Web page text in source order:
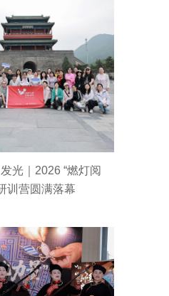
光｜2026 “燃灯阅
训营圆满落幕